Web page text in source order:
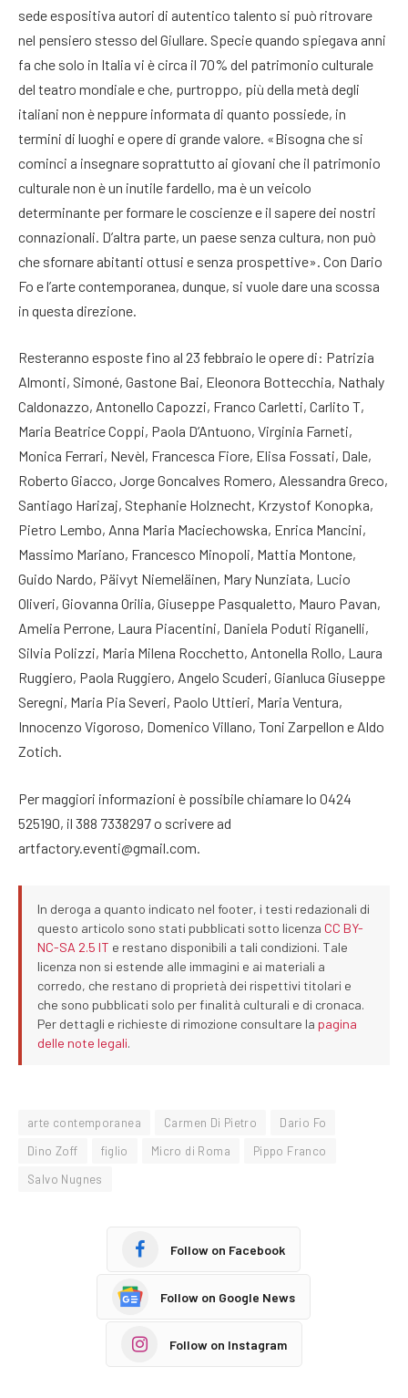
sede espositiva autori di autentico talento si può ritrovare
nel pensiero stesso del Giullare. Specie quando spiegava anni
fa che solo in Italia vi è circa il 70% del patrimonio culturale
del teatro mondiale e che, purtroppo, più della metà degli
italiani non è neppure informata di quanto possiede, in
termini di luoghi e opere di grande valore. «Bisogna che si
cominci a insegnare soprattutto ai giovani che il patrimonio
culturale non è un inutile fardello, ma è un veicolo
determinante per formare le coscienze e il sapere dei nostri
connazionali. D’altra parte, un paese senza cultura, non può
che sfornare abitanti ottusi e senza prospettive». Con Dario
Fo e l’arte contemporanea, dunque, si vuole dare una scossa
in questa direzione.
Resteranno esposte fino al 23 febbraio le opere di: Patrizia
Almonti, Simoné, Gastone Bai, Eleonora Bottecchia, Nathaly
Caldonazzo, Antonello Capozzi, Franco Carletti, Carlito T,
Maria Beatrice Coppi, Paola D’Antuono, Virginia Farneti,
Monica Ferrari, Nevèl, Francesca Fiore, Elisa Fossati, Dale,
Roberto Giacco, Jorge Goncalves Romero, Alessandra Greco,
Santiago Harizaj, Stephanie Holznecht, Krzystof Konopka,
Pietro Lembo, Anna Maria Maciechowska, Enrica Mancini,
Massimo Mariano, Francesco Minopoli, Mattia Montone,
Guido Nardo, Päivyt Niemeläinen, Mary Nunziata, Lucio
Oliveri, Giovanna Orilia, Giuseppe Pasqualetto, Mauro Pavan,
Amelia Perrone, Laura Piacentini, Daniela Poduti Riganelli,
Silvia Polizzi, Maria Milena Rocchetto, Antonella Rollo, Laura
Ruggiero, Paola Ruggiero, Angelo Scuderi, Gianluca Giuseppe
Seregni, Maria Pia Severi, Paolo Uttieri, Maria Ventura,
Innocenzo Vigoroso, Domenico Villano, Toni Zarpellon e Aldo
Zotich.
Per maggiori informazioni è possibile chiamare lo 0424
525190, il 388 7338297 o scrivere ad
artfactory.eventi@gmail.com.
In deroga a quanto indicato nel footer, i testi redazionali di
questo articolo sono stati pubblicati sotto licenza CC BY-
NC-SA 2.5 IT e restano disponibili a tali condizioni. Tale
licenza non si estende alle immagini e ai materiali a
corredo, che restano di proprietà dei rispettivi titolari e
che sono pubblicati solo per finalità culturali e di cronaca.
Per dettagli e richieste di rimozione consultare la pagina
delle note legali.
arte contemporanea Carmen Di Pietro
Dario Fo
Dino Zoff
figlio Micro di Roma
Pippo Franco
Salvo Nugnes
Follow on Facebook
Follow on Google News
Follow on Instagram